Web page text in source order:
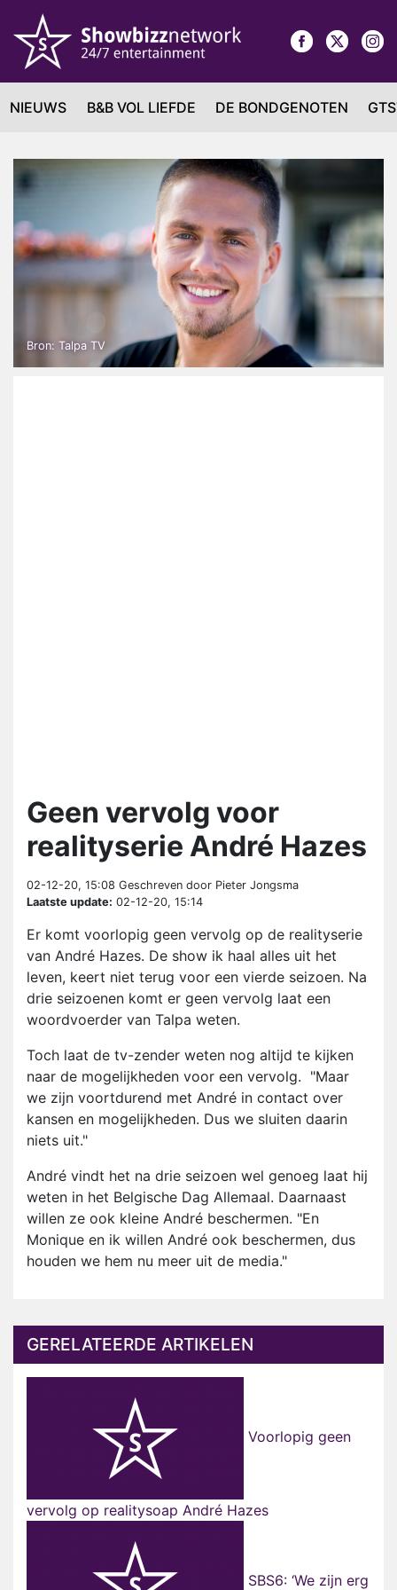
NIEUWS B&B VOL LIEFDE DE BONDGENOTEN
Bron: Talpa TV
Geen vervolg voor
realityserie André Hazes
02-12-20, 15:08 Geschreven door Pieter Jongsma
Laatste update: 02-12-20, 15:14
Er komt voorlopig geen vervolg op de realityserie
van André Hazes. De show ik haal alles uit het
leven, keert niet terug voor een vierde seizoen. Na
drie seizoenen komt er geen vervolg laat een
woordvoerder van Talpa weten.
Toch laat de tv-zender weten nog altijd te kijken
naar de mogelijkheden voor een vervolg. "Maar
we zijn voortdurend met André in contact over
kansen en mogelijkheden. Dus we sluiten daarin
niets uit."
André vindt het na drie seizoen wel genoeg laat hij
weten in het Belgische Dag Allemaal. Daarnaast
willen ze ook kleine André beschermen. "En
Monique en ik willen André ook beschermen, dus
houden we hem nu meer uit de media."
GERELATEERDE ARTIKELEN
Voorlopig geen
vervolg op realitysoap André Hazes
SBS6: ‘We zijn erg